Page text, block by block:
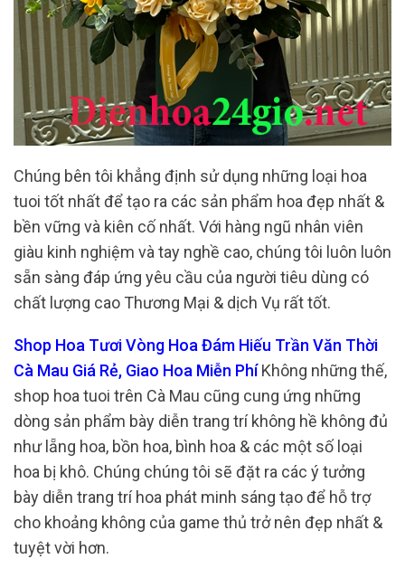
Chúng bên tôi khẳng định sử dụng những loại hoa
tuoi tốt nhất để tạo ra các sản phẩm hoa đẹp nhất &
bền vững và kiên cố nhất. Với hàng ngũ nhân viên
giàu kinh nghiệm và tay nghề cao, chúng tôi luôn luôn
sẵn sàng đáp ứng yêu cầu của người tiêu dùng có
chất lượng cao Thương Mại & dịch Vụ rất tốt.
Shop Hoa Tươi Vòng Hoa Đám Hiếu Trần Văn Thời
Cà Mau Giá Rẻ, Giao Hoa Miễn PhíKhông những thế,
shop hoa tuoi trên Cà Mau cũng cung ứng những
dòng sản phẩm bày diễn trang trí không hề không đủ
như lẵng hoa, bồn hoa, bình hoa & các một số loại
hoa bị khô. Chúng chúng tôi sẽ đặt ra các ý tưởng
bày diễn trang trí hoa phát minh sáng tạo để hỗ trợ
cho khoảng không của game thủ trở nên đẹp nhất &
tuyệt vời hơn.